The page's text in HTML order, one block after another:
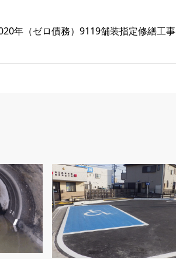
年（ゼロ債務）9119舗装指定修繕工事